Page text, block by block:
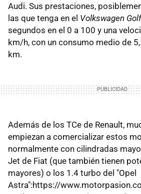
Audi. Sus prestaciones,
las que tenga en el Volkswagen Golf
segundos en el 0 a 100 y una
km/h, con un consumo medio de
km.
Además de los TCe de Renault,
empiezan a comercializar estos
normalmente con cilindradas
Jet de Fiat (que también tienen
mayores) o los 1.4 turbo del "Opel
Astra":https://